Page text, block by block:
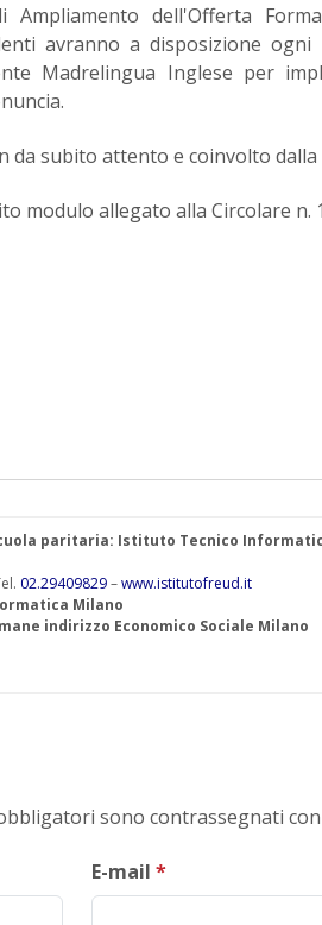
Ampliamento dell'Offerta
avranno a disposizione
Madrelingua Inglese per
subito attento e coinvolto dalla
modulo allegato alla Circolare n.
paritaria: Istituto Tecnico
02.29409829–www.istitutofreud.it
Milano
indirizzo Economico Sociale Milano
sono contrassegnati con
E-mail *